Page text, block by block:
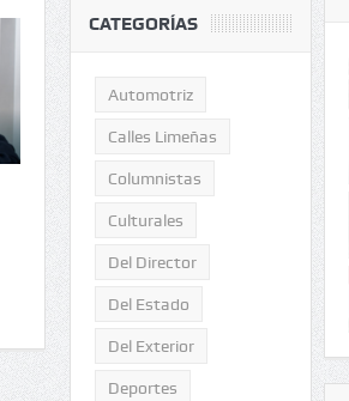
CATEGORÍAS
Automotriz
Calles Limeñas
Columnistas
Culturales
Del Director
Del Estado
Del Exterior
Deportes